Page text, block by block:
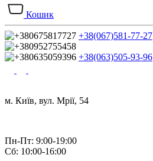
Кошик
+38(067)581-77-27
+38(063)505-93-96
м. Київ, вул. Мрії, 54
Пн-Пт: 9:00-19:00
Сб: 10:00-16:00